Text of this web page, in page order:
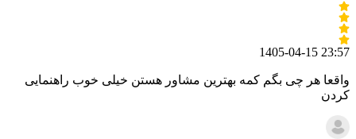
1405-04-15 23:57
واقعا هر چی بگم کمه بهترین مشاور هستن خیلی خوب راهنمایی
کردن